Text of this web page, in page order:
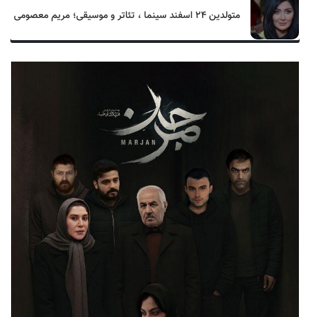
متولدین ۲۴ اسفند سینما ، تئاتر و موسیقی؛ مریم معصومی